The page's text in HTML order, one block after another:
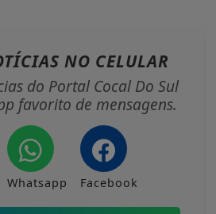
NO CELULAR
do Portal Cocal Do Sul
favorito de mensagens.
Whatsapp Facebook